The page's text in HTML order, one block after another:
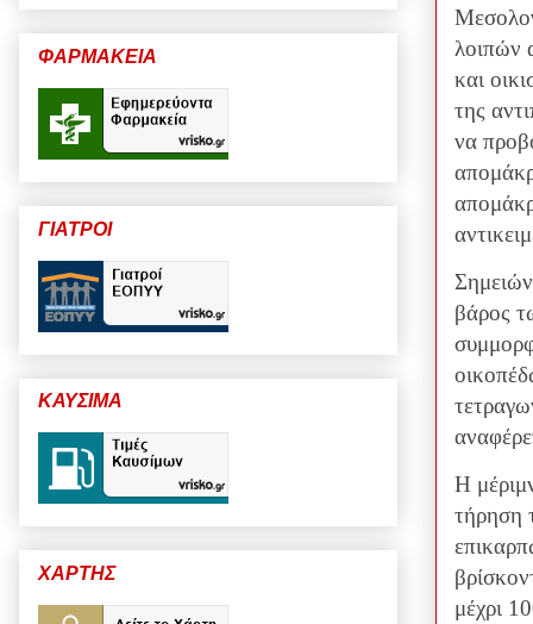
λοιπών
και
της
να
βάρος
Η
τήρηση
μέχρι
ΦΑΡΜΑΚΕΙΑ
ΓΙΑΤΡΟΙ
ΚΑΥΣΙΜΑ
ΧΑΡΤΗΣ